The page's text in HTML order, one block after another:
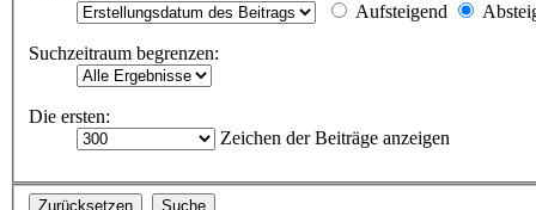
Aufsteigend
Suchzeitraum begrenzen:
Die ersten:
Zeichen der Beiträge anzeigen